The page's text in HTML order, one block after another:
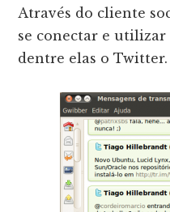
Através do cliente
se conectar e utilizar
dentre elas o Twitter.